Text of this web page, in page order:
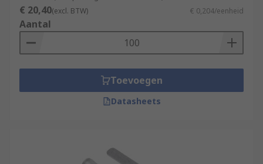
€ 20,40(excl. BTW) € 0,204/eenheid
Aantal
Toevoegen
Datasheets